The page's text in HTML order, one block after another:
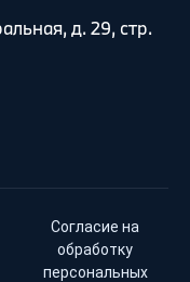
д. 29, стр.
Согласие на
обработку
персональных